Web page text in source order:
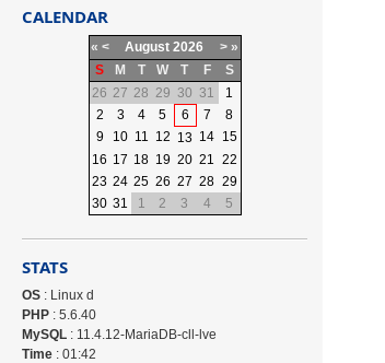
CALENDAR
« < August 2026 > »
S
M T W T F
S
26 27 28 29 30 31
1
2
3 4 5 6 7
8
9
10 11 12 13 14 15
16 17 18 19 20 21 22
23 24 25 26 27 28 29
30 31 1 2 3 4 5
STATS
OS : Linux d
PHP : 5.6.40
MySQL : 11.4.12-MariaDB-cll-lve
Time : 01:42